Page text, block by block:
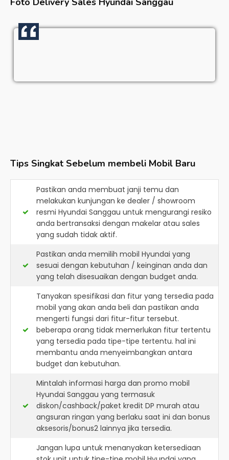
Tips Singkat Sebelum membeli Mobil Baru
Pastikan anda membuat janji temu dan
melakukan kunjungan ke dealer / showroom
resmi Hyundai Sanggau untuk mengurangi resiko
anda bertransaksi dengan makelar atau sales
yang sudah tidak aktif.
Pastikan anda memilih mobil Hyundai yang
sesuai dengan kebutuhan / keinginan anda dan
yang telah disesuaikan dengan budget anda.
Tanyakan spesifikasi dan fitur yang tersedia pada
mobil yang akan anda beli dan pastikan anda
mengerti fungsi dari fitur-fitur tersebut.
beberapa orang tidak memerlukan fitur tertentu
yang tersedia pada tipe-tipe tertentu. hal ini
membantu anda menyeimbangkan antara
budget dan kebutuhan.
Mintalah informasi harga dan promo mobil
Hyundai Sanggau yang termasuk
diskon/cashback/paket kredit DP murah atau
angsuran ringan yang berlaku saat ini dan bonus
aksesoris/bonus2 lainnya jika tersedia.
Jangan lupa untuk menanyakan ketersediaan